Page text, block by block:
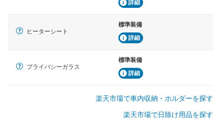
詳細
ヒーターシート
標準装備
詳細
プライバシーガラス
標準装備
詳細
楽天市場で車内収納・ホルダーを探す
楽天市場で日除け用品を探す